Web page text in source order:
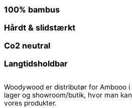
100% bambus
Hårdt & slidstærkt
Co2 neutral
Langtidsholdbar
Woodywood er distributør for Ambooo
lager og showroom/butik, hvor man
vores produkter.